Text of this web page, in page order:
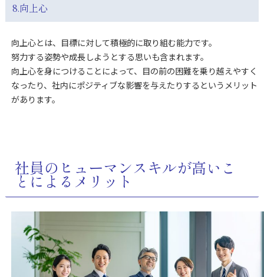
8.向上心
向上心とは、目標に対して積極的に取り組む能力です。
努力する姿勢や成長しようとする思いも含まれます。
向上心を身につけることによって、目の前の困難を乗り越えやすく
なったり、社内にポジティブな影響を与えたりするというメリット
があります。
社員のヒューマンスキルが高いこ
とによるメリット